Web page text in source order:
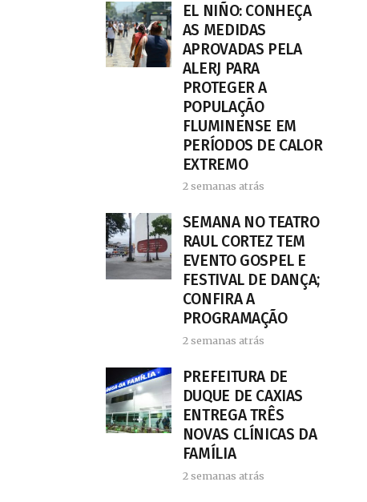
EL NIÑO: CONHEÇA
AS MEDIDAS
APROVADAS PELA
ALERJ PARA
PROTEGER A
POPULAÇÃO
FLUMINENSE EM
PERÍODOS DE CALOR
EXTREMO
2 semanas atrás
SEMANA NO TEATRO
RAUL CORTEZ TEM
EVENTO GOSPEL E
FESTIVAL DE DANÇA;
CONFIRA A
PROGRAMAÇÃO
2 semanas atrás
PREFEITURA DE
DUQUE DE CAXIAS
ENTREGA TRÊS
NOVAS CLÍNICAS DA
FAMÍLIA
2 semanas atrás